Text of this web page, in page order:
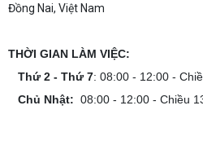
Đồng Nai, Việt Nam
THỜI GIAN LÀM VIỆC:
Thứ 2 - Thứ 7: 08:00 - 12:00 -
Chủ Nhật: 08:00 - 12:00 - Chiều